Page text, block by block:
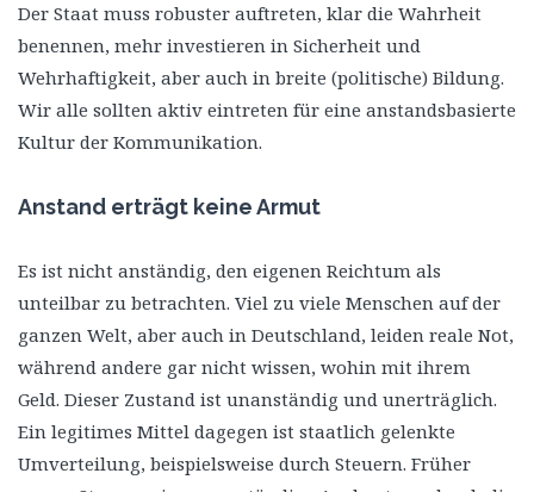
Der Staat muss robuster auftreten, klar die Wahrheit
benennen, mehr investieren in Sicherheit und
Wehrhaftigkeit, aber auch in breite (politische) Bildung.
Wir alle sollten aktiv eintreten für eine anstandsbasierte
Kultur der Kommunikation.
Anstand erträgt keine Armut
Es ist nicht anständig, den eigenen Reichtum als
unteilbar zu betrachten. Viel zu viele Menschen auf der
ganzen Welt, aber auch in Deutschland, leiden reale Not,
während andere gar nicht wissen, wohin mit ihrem
Geld. Dieser Zustand ist unanständig und unerträglich.
Ein legitimes Mittel dagegen ist staatlich gelenkte
Umverteilung, beispielsweise durch Steuern. Früher